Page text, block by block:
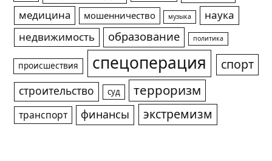
медицина
мошенничество музыка
наука
недвижимость
образование политика
происшествия спецоперация спорт
строительство суд терроризм
транспорт финансы экстремизм